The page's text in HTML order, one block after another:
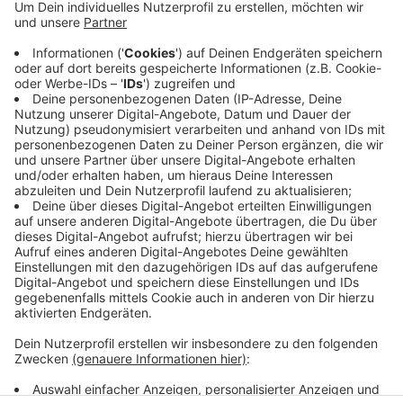
Mit einer starken Leistung hat sich der TuS Ferndorf
Handball-Bundesliga gesichert. Gegen Aue stand nach
einem großen Kampf ein 26 zu 22 auf der
Anzeigetafel. Vor allem in der Abwehr waren die
Ferndorfer deutlich besser aufgelegt als in den ersten
beiden Saisonspielen. Im Angriff sorgte besonders
Neuzugang Patrick Weber für Aufsehen. Insgesamt 10
Tore gingen auf des Konto des 27-Jährigen.
Anzeige
Anzeige